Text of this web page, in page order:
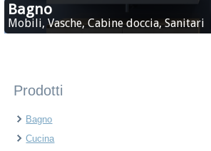
Bagno
Mobili, Vasche, Cabine doccia, Sanitari
Prodotti
Bagno
Cucina